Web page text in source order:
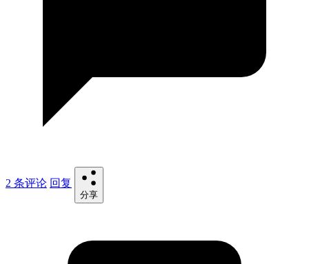
2 条评论 回复
分享